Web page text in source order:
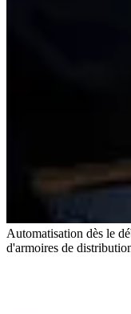
Automatisation dès le
d'armoires de